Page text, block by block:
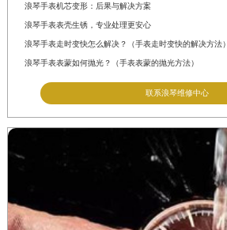
浪琴手表机芯变形：后果与解决方案
浪琴手表表壳生锈，专业处理更安心
浪琴手表走时变快怎么解决？（手表走时变快的解决方法）
浪琴手表表蒙如何抛光？（手表表蒙的抛光方法）
联系浪琴维修中心